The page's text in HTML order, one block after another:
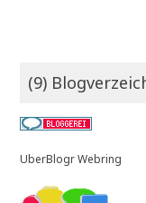
(9)
UberBlogr Webring